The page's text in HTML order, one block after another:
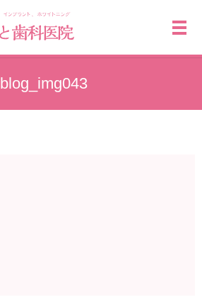
メ
blog_img043